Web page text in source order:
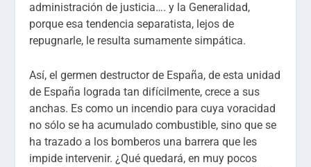
administración de justicia…. y la Generalidad,
porque esa tendencia separatista, lejos de
repugnarle, le resulta sumamente simpática.
Así, el germen destructor de España, de esta unidad
de España lograda tan difícilmente, crece a sus
anchas. Es como un incendio para cuya voracidad
no sólo se ha acumulado combustible, sino que se
ha trazado a los bomberos una barrera que les
impide intervenir. ¿Qué quedará, en muy pocos